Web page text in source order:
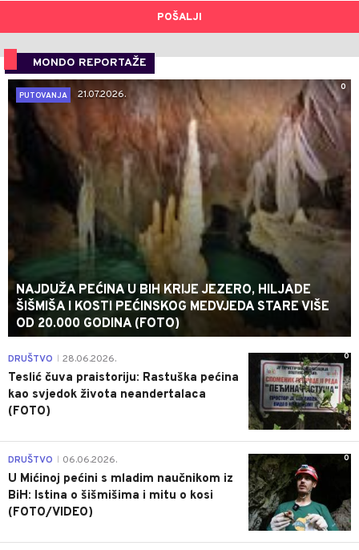
POŠALJI
MONDO REPORTAŽE
0
PUTOVANJA
21.07.2026.
NAJDUŽA PEĆINA U BIH KRIJE JEZERO, HILJADE
ŠIŠMIŠA I KOSTI PEĆINSKOG MEDVJEDA STARE VIŠE
OD 20.000 GODINA (FOTO)
0
DRUŠTVO 28.06.2026.
Teslić čuva praistoriju: Rastuška pećina
kao svjedok života neandertalaca
(FOTO)
0
DRUŠTVO 06.06.2026.
U Mićinoj pećini s mladim naučnikom iz
BiH: Istina o šišmišima i mitu o kosi
(FOTO/VIDEO)